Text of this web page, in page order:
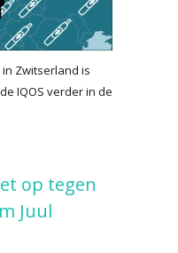
Zwitserland is
IQOS verder in de
op tegen
Juul